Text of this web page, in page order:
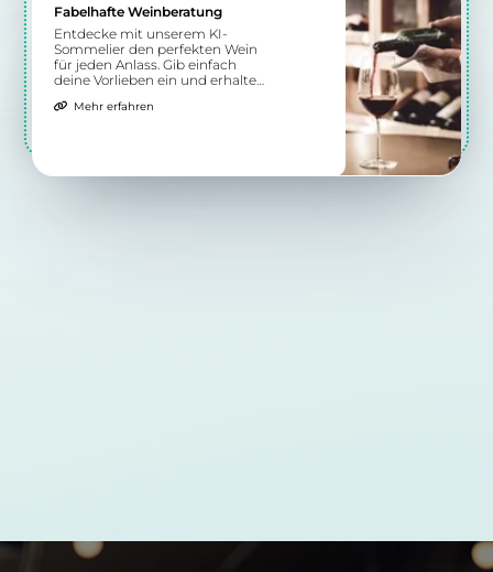
Fabelhafte Weinberatung
Entdecke mit unserem KI-
Sommelier den perfekten Wein
für jeden Anlass. Gib einfach
deine Vorlieben ein und erhalte
Mehr erfahren